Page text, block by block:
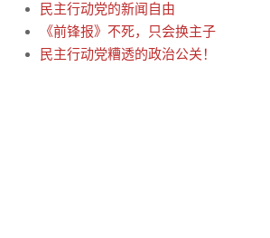
民主行动党的新闻自由
《前锋报》不死，只会换主子
民主行动党糟透的政治公关！